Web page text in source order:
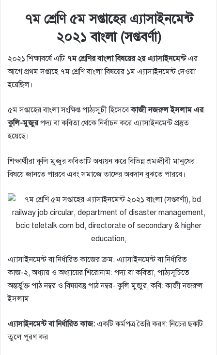
৭ম শ্রেণি ৫ম সপ্তাহের এ্যাসাইনমেন্ট
২০২১ বাংলা(সপ্তবর্ণা)
২০২১ শিক্ষাবর্ষে এটি ৭ম শ্রেণির বাংলা বিষয়ের ২য় এ্যাসাইনমেন্টএর
আগে প্রথম সপ্তাহে ৭ম শ্রেণি বাংলা বিষয়ের ১ম এ্যাসাইনমেন্ট দেওয়া
হয়েছিল।
৫ম সপ্তাহের বাংলা সংক্ষিপ্ত পাঠ্যসূচী হিসেবেকাজী নজরুল ইসলাম এর
কুলি-মুজুরপদ্য বা কবিতা থেকে নির্বাচন করে এ্যাসাইনমেন্ট প্রস্তুত
হয়েছে।
শিক্ষার্থীরা কুলি মুজুর কবিতাটি অধ্যয়ন করে বিভিন্ন শ্রমজীবী মানুষের
বিষয়ে জানতে পারবে এবং সমাজে তাদের অবদান বুঝতে পারবে।
এ্যাসাইনমেন্ট বা নির্ধারিত কাজের ক্রম: এ্যাসাইনমেন্ট বা নির্ধারিত
কাজ-২, অধ্যায় ও অধ্যায়ের শিরােনাম: পদ্য বা কবিতা, পাঠ্যসূচিতে
অন্তর্ভুক্ত পাঠ নম্বর ও বিষয়বস্তু পাঠ নম্বর- কুলি মুজুর, কবি: কাজী নজরুল
ইসলাম
এ্যাসাইনমেন্ট বা নির্ধারিত কাজ: একটি কর্মপত্র তৈরি করণ: নিচের ছকটি
তুলে পূরণ কর